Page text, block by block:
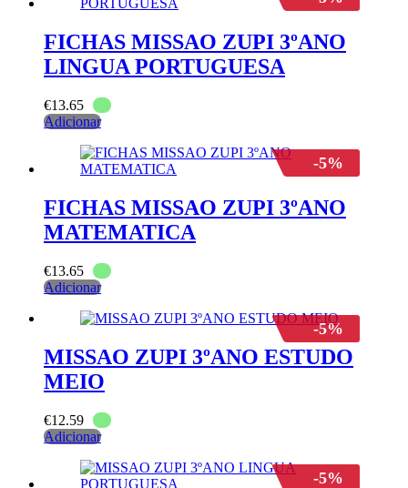
FICHAS MISSAO ZUPI 3ºANO
LINGUA PORTUGUESA
€13.65
Adicionar
-5%
FICHAS MISSAO ZUPI 3ºANO
MATEMATICA
€13.65
Adicionar
-5%
MISSAO ZUPI 3ºANO ESTUDO
MEIO
€12.59
Adicionar
-5%